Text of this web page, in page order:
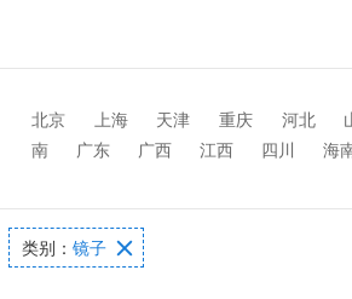
北京 上海 天津 重庆 河北
南
广东 广西 江西 四川 海
类别： 镜子 